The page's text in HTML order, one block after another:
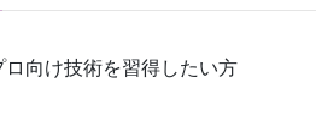
向け技術を習得したい方